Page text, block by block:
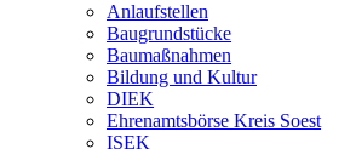
Anlaufstellen
Baugrundstücke
Baumaßnahmen
Bildung und Kultur
DIEK
Ehrenamtsbörse Kreis Soest
ISEK